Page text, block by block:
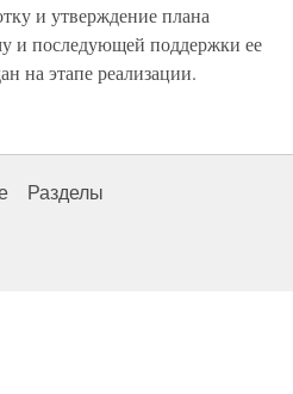
и утверждение плана
и последующей поддержки ее
на этапе реализации.
Разделы